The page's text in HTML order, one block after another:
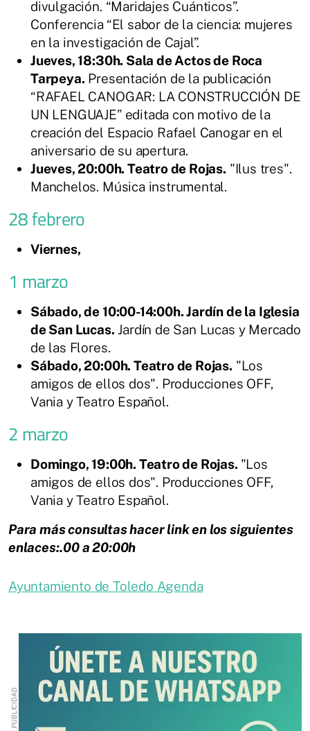
divulgación. “Maridajes Cuánticos”.
Conferencia “El sabor de la ciencia: mujeres
en la investigación de Cajal”.
Jueves, 18:30h. Sala de Actos de Roca
Tarpeya. Presentación de la publicación
“RAFAEL CANOGAR: LA CONSTRUCCIÓN DE
UN LENGUAJE” editada con motivo de la
creación del Espacio Rafael Canogar en el
aniversario de su apertura.
Jueves, 20:00h. Teatro de Rojas. "Ilus tres".
Manchelos. Música instrumental.
28 febrero
Viernes,
1 marzo
Sábado, de 10:00-14:00h. Jardín de la Iglesia
de San Lucas. Jardín de San Lucas y Mercado
de las Flores.
Sábado, 20:00h. Teatro de Rojas. "Los
amigos de ellos dos". Producciones OFF,
Vania y Teatro Español.
2 marzo
Domingo, 19:00h. Teatro de Rojas. "Los
amigos de ellos dos". Producciones OFF,
Vania y Teatro Español.
Para más consultas hacer link en los siguientes
enlaces:.00 a 20:00h
Ayuntamiento de Toledo Agenda